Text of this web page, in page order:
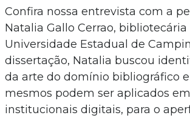
Confira nossa entrevista com a
Natalia Gallo Cerrao, bibliotecária
Universidade Estadual de
dissertação, Natalia buscou
da arte do domínio bibliográfico e
mesmos podem ser aplicados
institucionais digitais, para o